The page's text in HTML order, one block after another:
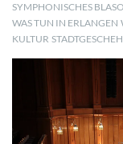
SYMPHONISCHES
WAS TUN IN ERLANGEN
KULTUR